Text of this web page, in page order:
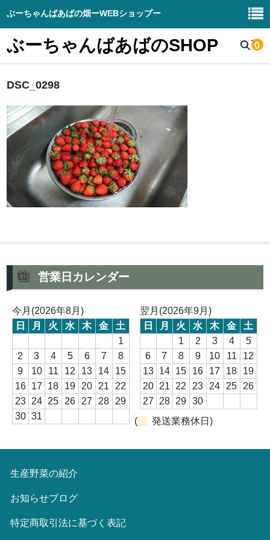
ぶーちゃんばあばの畑ーWEBショップー
ぶーちゃんばあばのSHOP 0
野菜販売
生産野菜の紹介
畑と周辺の様子
お知らせブログ
DIY – 販売
DSC_0298
営業日カレンダー
今月(2026年8月)
日
月 火 水 木 金
土
1
2
3 4 5 6 7
8
9
10 11 12 13 14
15
16 17 18 19 20 21
22
23 24 25 26 27 28
29
30 31
翌月(2026年9月)
日
月 火 水 木 金
土
1
2 3 4
5
6
7 8 9 10 11
12
13 14 15 16 17 18
19
20 21 22 23 24 25
26
27
28 29
30
(
発送業務休日)
生産野菜の紹介
お知らせブログ
特定商取引法に基づく表記